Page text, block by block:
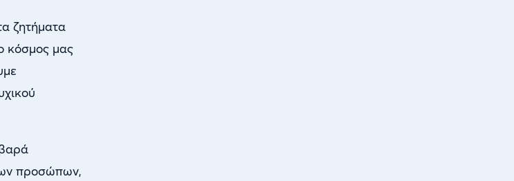
ζητήματα
κόσμος μας
προσώπων,